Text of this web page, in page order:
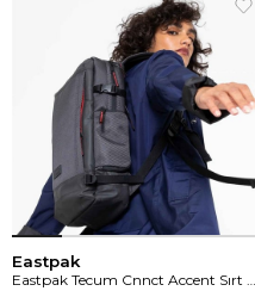
Eastpak
Eastpak Tecum Cnnct Accent Sırt Çantası